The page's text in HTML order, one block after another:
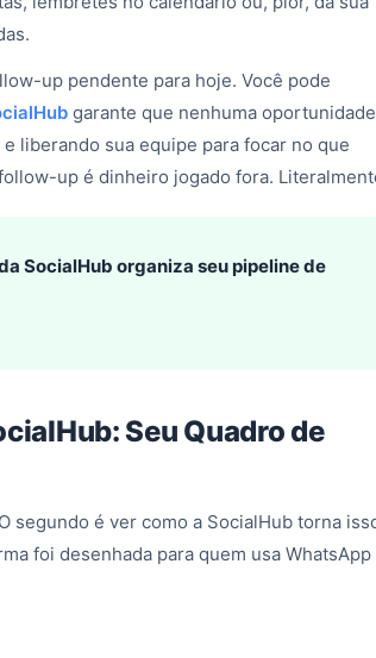
up pendente para hoje. Você pode
garante que nenhuma oportunidade
liberando sua equipe para focar no que
up é dinheiro jogado fora.
SocialHub organiza seu pipeline de
Seu Quadro de
segundo é ver como a SocialHub torna
foi desenhada para quem usa WhatsApp